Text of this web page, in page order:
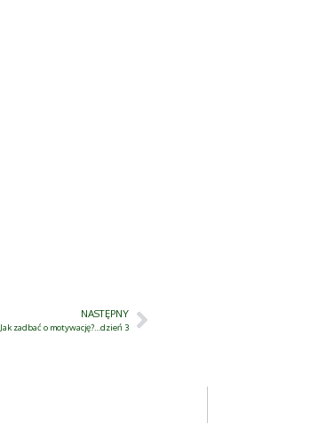
NASTĘPNY
Jak zadbać o motywację?…dzień 3